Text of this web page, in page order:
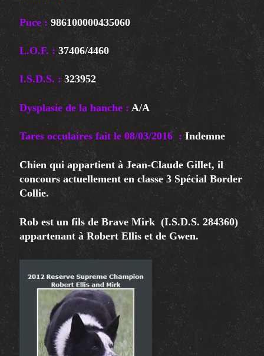
Puce : 986100000435060
L.O.F. : 37406/4460
I.S.D.S. : 323952
Dysplasie de la hanche : A/A
Tares occulaires fait le 08/03/2016 : Indemne
Chien qui appartient à Jean-Claude Gillet, il
concours actuellement en classe 3 Spécial Border
Collie.
Rob est un fils de Brave Mirk (I.S.D.S. 284360)
appartenant à Robert Ellis et de Gwen.